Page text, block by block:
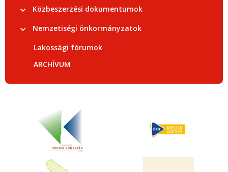
Közbeszerzési dokumentumok
Nemzetiségi önkormányzatok
Lakossági fórumok
ARCHÍVUM